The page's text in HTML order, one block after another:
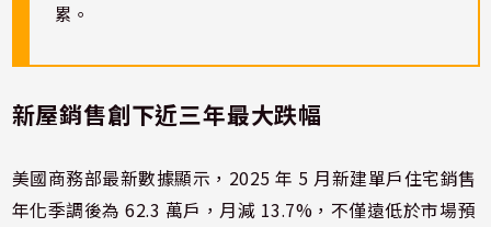
累。
新屋銷售創下近三年最大跌幅
美國商務部最新數據顯示，2025 年 5 月新建單戶住宅銷售
年化季調後為 62.3 萬戶，月減 13.7%，不僅遠低於市場預